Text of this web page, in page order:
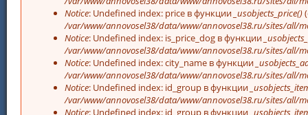
Notice: Undefined index: price в функции _usobjects_price()
/var/www/annovosel38/data/www/annovosel38.ru/sites/all/
Notice: Undefined index: is_price_dog в функции
/var/www/annovosel38/data/www/annovosel38.ru/sites/all/
Notice: Undefined index: city_name в функции
/var/www/annovosel38/data/www/annovosel38.ru/sites/all/
Notice: Undefined index: id_group в функции
/var/www/annovosel38/data/www/annovosel38.ru/sites/all/
Notice: Undefined index: id_group в функции